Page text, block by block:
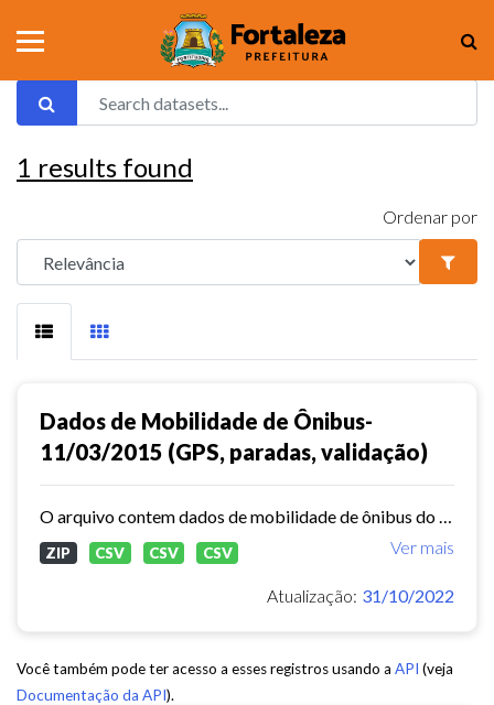
1 results found
Ordenar por
Dados de Mobilidade de Ônibus-
11/03/2015 (GPS, paradas, validação)
Ver mais
ZIP CSV CSV CSV
Atualização: 31/10/2022
Você também pode ter acesso a esses registros usando a API (veja
Documentação da API).